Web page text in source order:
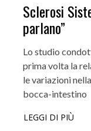
Sclerosi
parlano”
Lo studio
prima volta la
le variazioni
bocca-intestino
LEGGI DI PIÙ